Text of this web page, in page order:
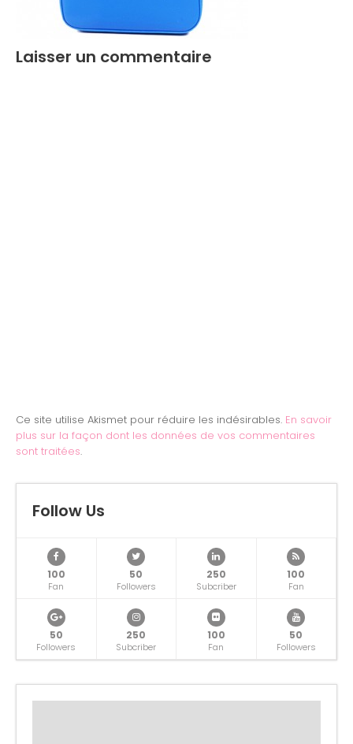
Laisser un commentaire
Ce site utilise Akismet pour réduire les indésirables. En savoir
plus sur la façon dont les données de vos commentaires
sont traitées.
Follow Us
100
Fan
50
Followers
250
Subcriber
100
Fan
50
Followers
250
Subcriber
100
Fan
50
Followers